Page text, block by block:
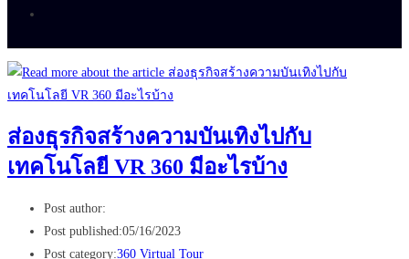
ส่องธุรกิจสร้างความบันเทิงไปกับ
เทคโนโลยี VR 360 มีอะไรบ้าง
Post author:
Post published:05/16/2023
Post category:360 Virtual Tour